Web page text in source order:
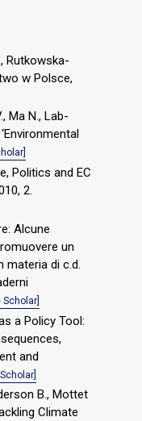
Rutkowska-
w Polsce,
Ma N., Lab-
Politics and EC
2.
Alcune
un
materia di c.d.
Scholar]
a Policy Tool:
and
B., Mottet
Climate